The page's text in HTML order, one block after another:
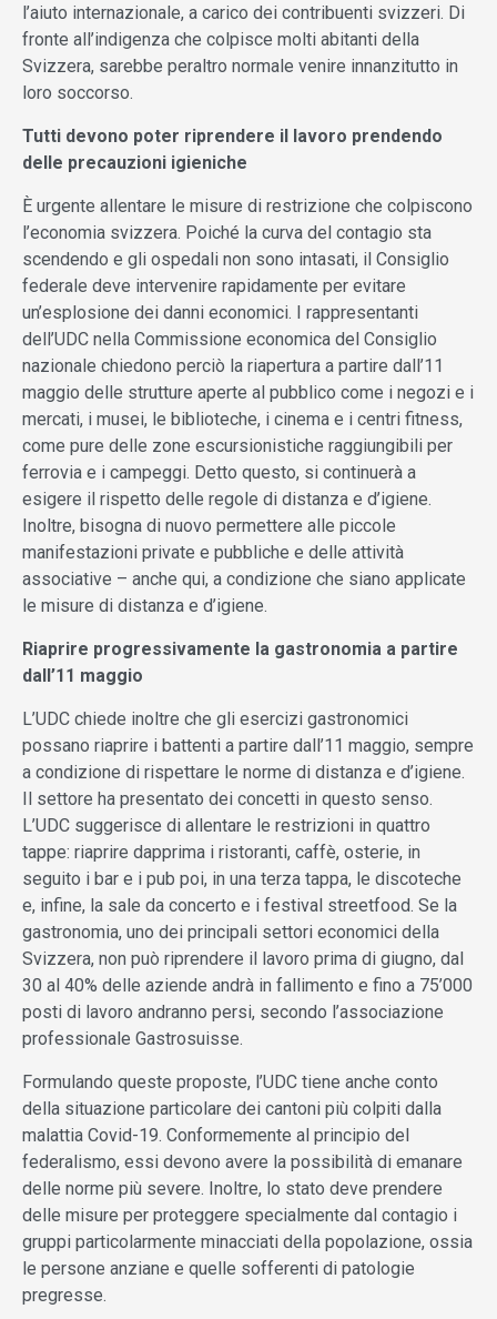
l’aiuto internazionale, a carico dei contribuenti svizzeri. Di
fronte all’indigenza che colpisce molti abitanti della
Svizzera, sarebbe peraltro normale venire innanzitutto in
loro soccorso.
Tutti devono poter riprendere il lavoro prendendo
delle precauzioni igieniche
È urgente allentare le misure di restrizione che colpiscono
l’economia svizzera. Poiché la curva del contagio sta
scendendo e gli ospedali non sono intasati, il Consiglio
federale deve intervenire rapidamente per evitare
un’esplosione dei danni economici. I rappresentanti
dell’UDC nella Commissione economica del Consiglio
nazionale chiedono perciò la riapertura a partire dall’11
maggio delle strutture aperte al pubblico come i negozi e i
mercati, i musei, le biblioteche, i cinema e i centri fitness,
come pure delle zone escursionistiche raggiungibili per
ferrovia e i campeggi. Detto questo, si continuerà a
esigere il rispetto delle regole di distanza e d’igiene.
Inoltre, bisogna di nuovo permettere alle piccole
manifestazioni private e pubbliche e delle attività
associative – anche qui, a condizione che siano applicate
le misure di distanza e d’igiene.
Riaprire progressivamente la gastronomia a partire
dall’11 maggio
L’UDC chiede inoltre che gli esercizi gastronomici
possano riaprire i battenti a partire dall’11 maggio, sempre
a condizione di rispettare le norme di distanza e d’igiene.
Il settore ha presentato dei concetti in questo senso.
L’UDC suggerisce di allentare le restrizioni in quattro
tappe: riaprire dapprima i ristoranti, caffè, osterie, in
seguito i bar e i pub poi, in una terza tappa, le discoteche
e, infine, la sale da concerto e i festival streetfood. Se la
gastronomia, uno dei principali settori economici della
Svizzera, non può riprendere il lavoro prima di giugno, dal
30 al 40% delle aziende andrà in fallimento e fino a 75’000
posti di lavoro andranno persi, secondo l’associazione
professionale Gastrosuisse.
Formulando queste proposte, l’UDC tiene anche conto
della situazione particolare dei cantoni più colpiti dalla
malattia Covid-19. Conformemente al principio del
federalismo, essi devono avere la possibilità di emanare
delle norme più severe. Inoltre, lo stato deve prendere
delle misure per proteggere specialmente dal contagio i
gruppi particolarmente minacciati della popolazione, ossia
le persone anziane e quelle sofferenti di patologie
pregresse.